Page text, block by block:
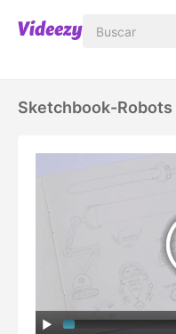
Sketchbook-Robots